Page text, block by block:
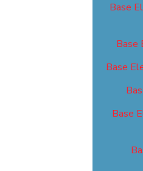
Base
Base
Base
Base